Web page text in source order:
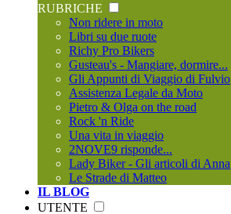
RUBRICHE
Non ridere in moto
Libri su due ruote
Richy Pro Bikers
Gusteau's - Mangiare, dormire...
Gli Appunti di Viaggio di Fulvio
Assistenza Legale da Moto
Pietro & Olga on the road
Rock 'n Ride
Una vita in viaggio
2NOVE9 risponde...
Lady Biker - Gli articoli di Anna
Le Strade di Matteo
IL BLOG
UTENTE